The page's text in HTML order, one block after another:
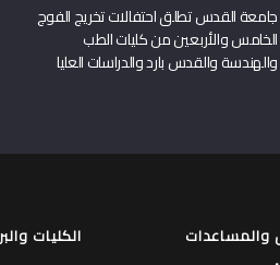
جامعة القدس تطلق احتفالات تخريج الفوج
الخامس والأربعين من كليات الطب
والهندسة والقدس بارد والدراسات العليا
والمساعدات
الكليات